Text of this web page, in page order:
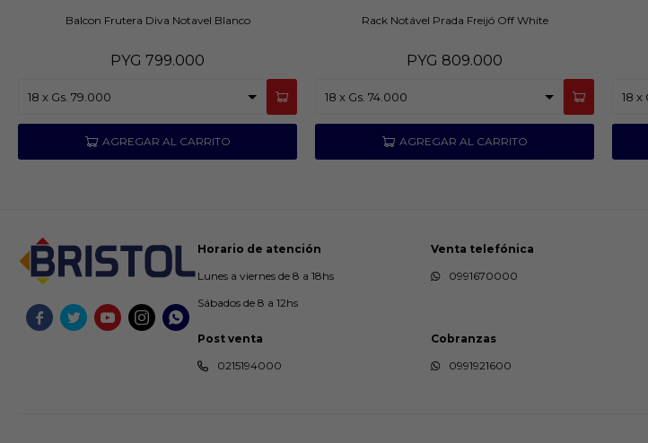
Balcon Frutera Diva Notavel Blanco
PYG 799.000
Rack Notável Prada Freijó Off White
PYG 809.000
    
Horario de atención
Lunes a viernes de 8 a 18hs
Sábados de 8 a 12hs
Venta telefónica
0991670000
Post venta
0215194000
Cobranzas
0991921600